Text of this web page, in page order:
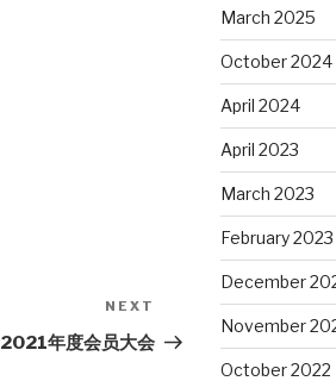
Post
NEXT
2021年度会员大会
March 2025
October 2024
April 2024
April 2023
March 2023
February 2023
December
November
October 2022